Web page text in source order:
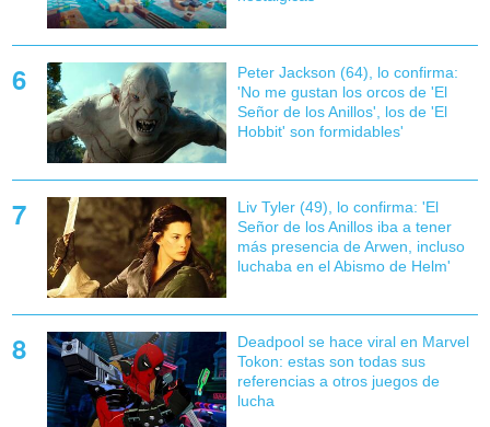
Peter Jackson (64), lo confirma:
'No me gustan los orcos de 'El
Señor de los Anillos', los de 'El
Hobbit' son formidables'
Liv Tyler (49), lo confirma: 'El
Señor de los Anillos iba a tener
más presencia de Arwen, incluso
luchaba en el Abismo de Helm'
Deadpool se hace viral en Marvel
Tokon: estas son todas sus
referencias a otros juegos de
lucha